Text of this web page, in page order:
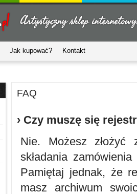
Jak kupować? Kontakt
FAQ
› Czy muszę się
Nie. Możesz złożyć
składania
Pamiętaj jednak, że
masz archiwum